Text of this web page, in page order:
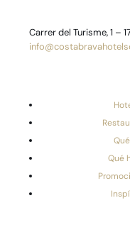
Carrer del Turisme, 1 –
Qué